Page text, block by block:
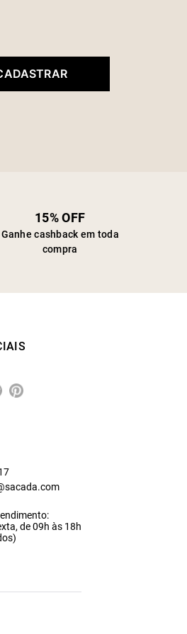
15% OFF
Ganhe cashback em toda
compra
de 09h às 18h